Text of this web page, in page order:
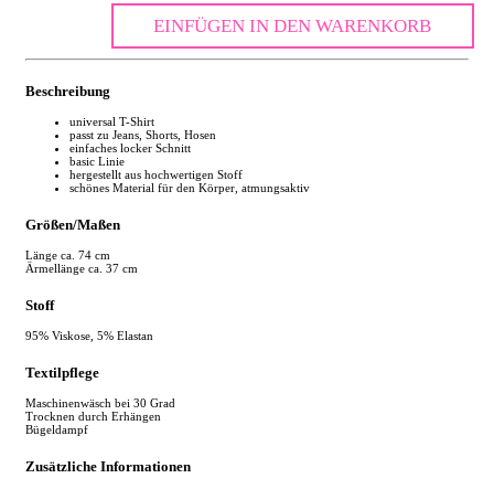
EINFÜGEN IN DEN WARENKORB
Beschreibung
universal T-Shirt
passt zu Jeans, Shorts, Hosen
einfaches locker Schnitt
basic Linie
hergestellt aus hochwertigen Stoff
schönes Material für den Körper, atmungsaktiv
Größen/Maßen
Länge ca. 74 cm
Ärmellänge ca. 37 cm
Stoff
95% Viskose, 5% Elastan
Textilpflege
Maschinenwäsch bei 30 Grad
Trocknen durch Erhängen
Bügeldampf
Zusätzliche Informationen